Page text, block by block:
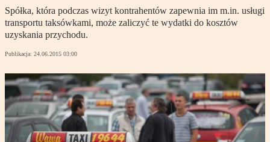
Spółka, która podczas wizyt kontrahentów zapewnia im m.in. usługi
transportu taksówkami, może zaliczyć te wydatki do kosztów
uzyskania przychodu.
Publikacja: 24.06.2015 03:00